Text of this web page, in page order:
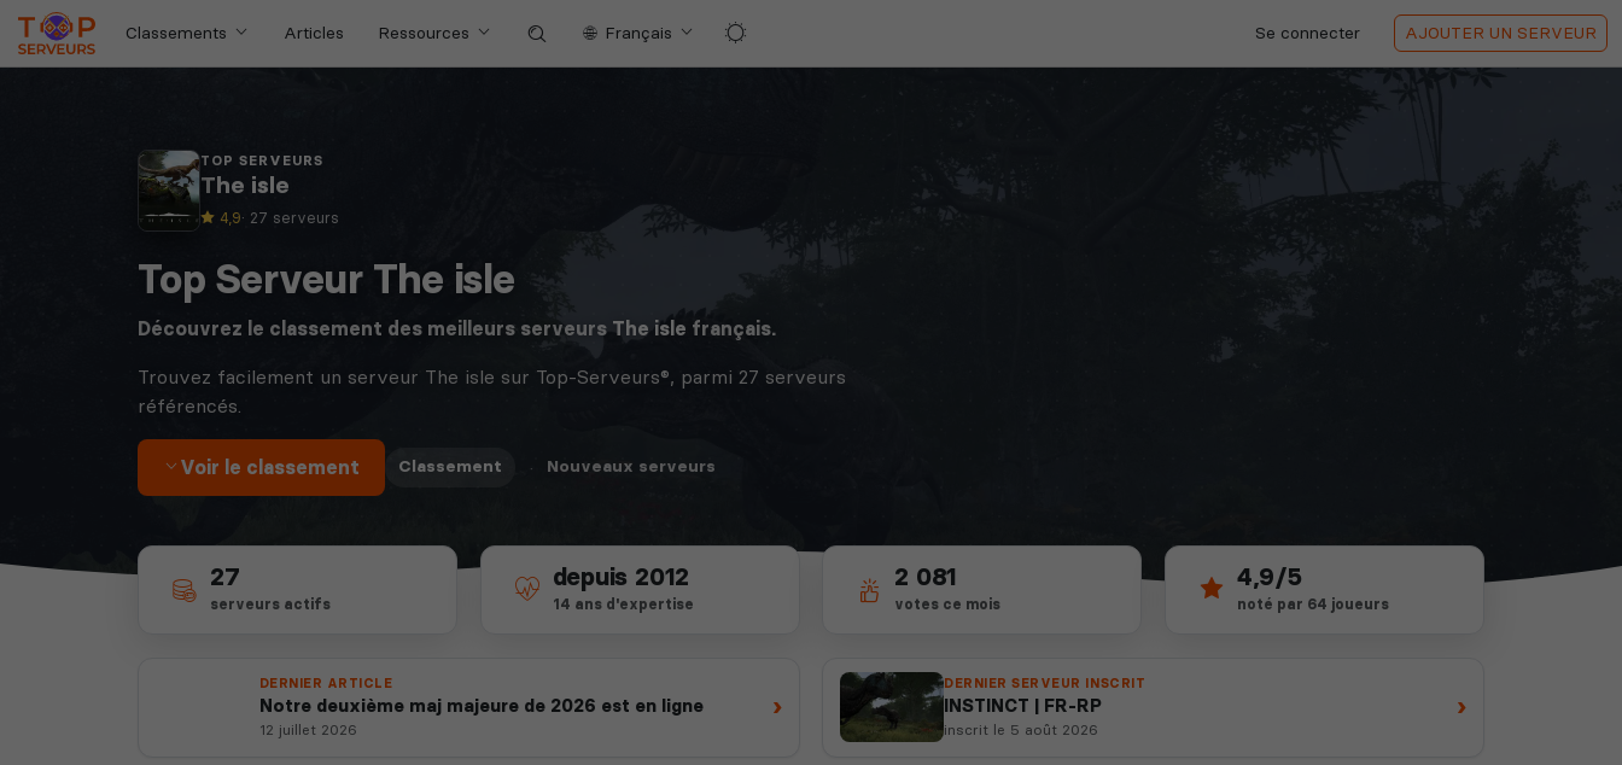
Classements Articles Ressources Français Se connecter AJOUTER UN SERVEUR
TOP SERVEURS
The isle
4,9· 27 serveurs
Top Serveur The isle
Découvrez le classement des meilleurs serveurs The isle français.
Trouvez facilement un serveur The isle sur Top-Serveurs®, parmi 27 serveurs
référencés.
Voir le classement Classement · Nouveaux serveurs
27
serveurs actifs
depuis 2012
14 ans d'expertise
2 081
votes ce mois
4,9/5
noté par 64 joueurs
DERNIER ARTICLE
Notre deuxième maj majeure de 2026 est en ligne
12 juillet 2026
›
DERNIER SERVEUR INSCRIT
INSTINCT | FR-RP
inscrit le 5 août 2026
›